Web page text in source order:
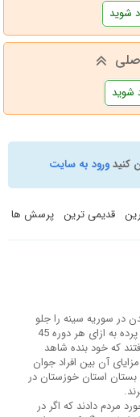
شوید
شوید
کنیدورود به سایت
قدیمی ترین پرسش ها
در سوریه سینه را جلو
داده و یقه خودشان را پاره می‌کردند و در پس پرده به ازای هر دوره 45
می‌گرفتند که خود بنده شاهد
آن بین افراد جوان
استان خوزستان در
مردم دادند که اگر در